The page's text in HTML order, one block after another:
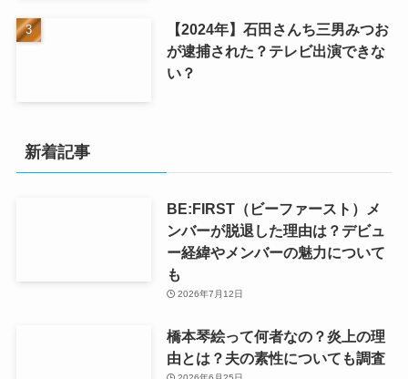
【2024年】石田さんち三男みつお
が逮捕された？テレビ出演できな
い？
新着記事
BE:FIRST（ビーファースト）メ
ンバーが脱退した理由は？デビュ
ー経緯やメンバーの魅力について
も
2026年7月12日
橋本琴絵って何者なの？炎上の理
由とは？夫の素性についても調査